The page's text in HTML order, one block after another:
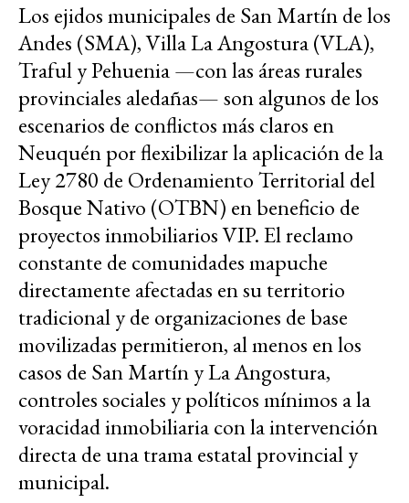
Los ejidos municipales de San Martín de los
Andes (SMA), Villa La Angostura (VLA),
Traful y Pehuenia —con las áreas rurales
provinciales aledañas— son algunos de los
escenarios de conflictos más claros en
Neuquén por flexibilizar la aplicación de la
Ley 2780 de Ordenamiento Territorial del
Bosque Nativo (OTBN) en beneficio de
proyectos inmobiliarios VIP. El reclamo
constante de comunidades mapuche
directamente afectadas en su territorio
tradicional y de organizaciones de base
movilizadas permitieron, al menos en los
casos de San Martín y La Angostura,
controles sociales y políticos mínimos a la
voracidad inmobiliaria con la intervención
directa de una trama estatal provincial y
municipal.